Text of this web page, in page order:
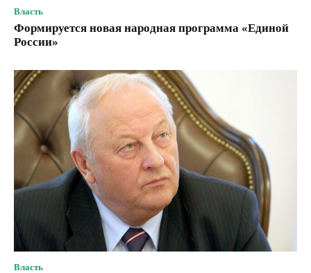
Власть
Формируется новая народная программа «Единой
России»
Власть